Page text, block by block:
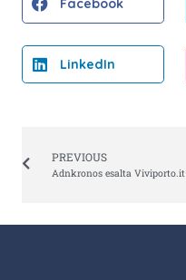
Facebook
LinkedIn
PREVIOUS
Adnkronos esalta Viviporto.it